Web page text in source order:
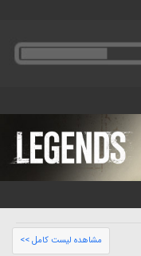
مشاهده لیست کامل >>